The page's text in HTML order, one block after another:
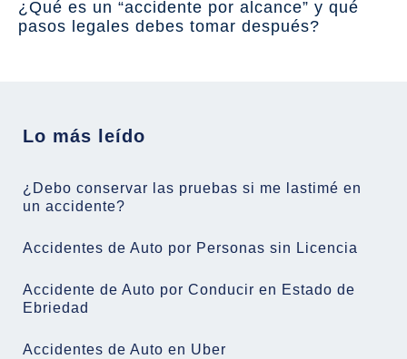
¿Qué es un “accidente por alcance” y qué
pasos legales debes tomar después?
Lo más leído
¿Debo conservar las pruebas si me lastimé en
un accidente?
Accidentes de Auto por Personas sin Licencia
Accidente de Auto por Conducir en Estado de
Ebriedad
Accidentes de Auto en Uber